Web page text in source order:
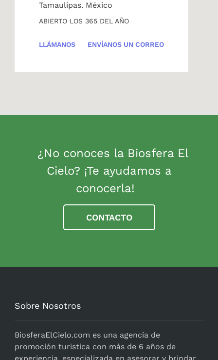
Tamaulipas. México
ABIERTO LOS 365 DEL AÑO
LLÁMANOS ENVÍANOS UN CORREO
¿No conoces la Biosfera El
Cielo? ¡Te ayudamos a
conocerla!
CONTACTO
Sobre Nosotros
BiosferaElCielo.com es una agencia de
promoción turistica con más de 6 años de